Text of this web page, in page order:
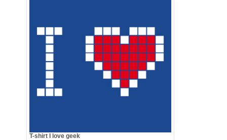
T-shirt I love geek